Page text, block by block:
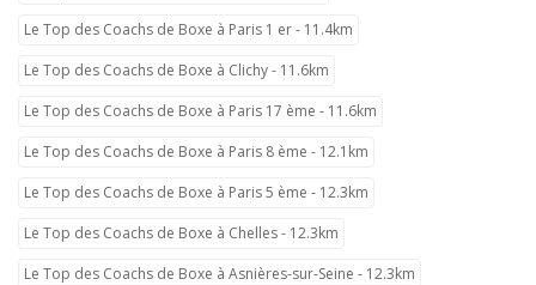
Le Top des Coachs de Boxe à Paris 1 er - 11.4km
Le Top des Coachs de Boxe à Clichy - 11.6km
Le Top des Coachs de Boxe à Paris 17 ème - 11.6km
Le Top des Coachs de Boxe à Paris 8 ème - 12.1km
Le Top des Coachs de Boxe à Paris 5 ème - 12.3km
Le Top des Coachs de Boxe à Chelles - 12.3km
Le Top des Coachs de Boxe à Asnières-sur-Seine - 12.3km